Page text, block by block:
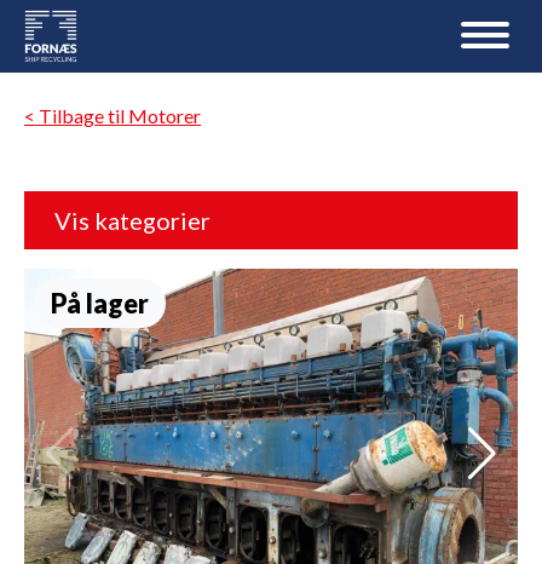
< Tilbage til Motorer
Vis kategorier
På lager